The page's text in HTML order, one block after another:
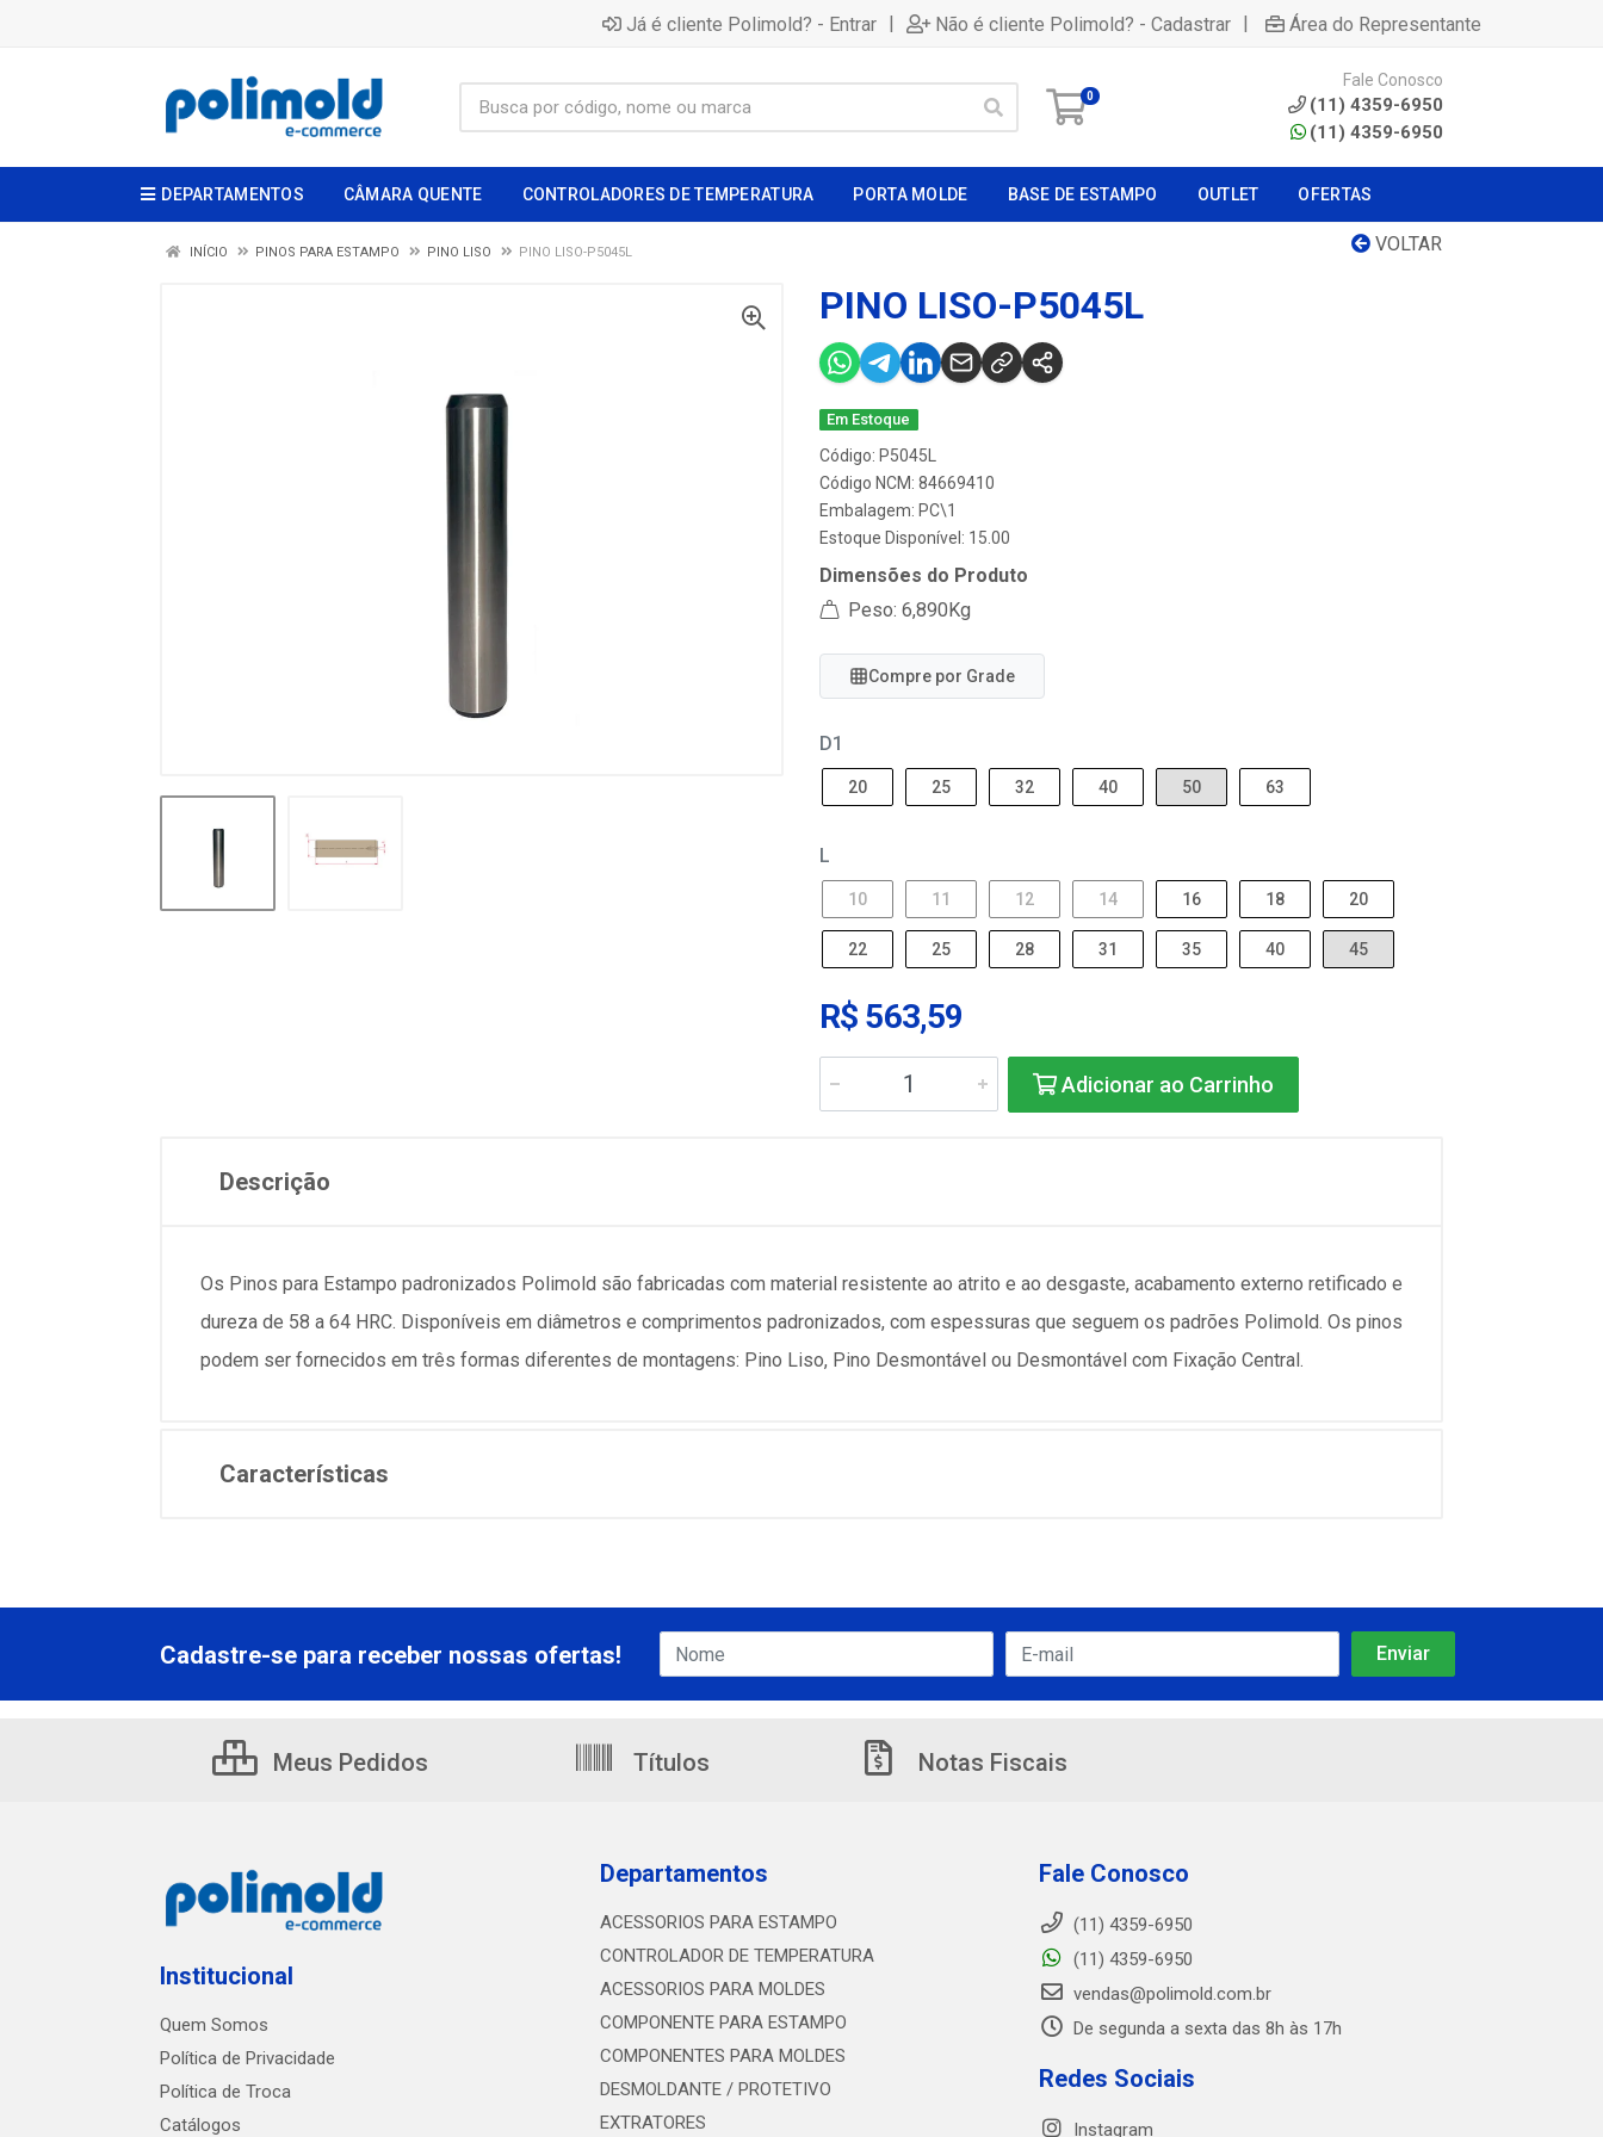
Já é cliente Polimold? - Entrar | Não é cliente Polimold? - Cadastrar | Área do Representante
0
Fale Conosco
(11) 4359-6950
(11) 4359-6950
DEPARTAMENTOS CÂMARA QUENTE CONTROLADORES DE TEMPERATURA PORTA MOLDE BASE DE ESTAMPO OUTLET OFERTAS
VOLTAR
INÍCIO PINOS PARA ESTAMPO PINO LISO PINO LISO-P5045L
PINO LISO-P5045L
Em Estoque
Código: P5045L
Código NCM: 84669410
Embalagem: PC\1
Estoque Disponível: 15.00
Dimensões do Produto
Peso: 6,890Kg
Compre por Grade
D1
20 25 32 40 50 63
L
10 11 12 14 16 18 20
22 25 28 31 35 40 45
R$ 563,59
Adicionar ao Carrinho
Descrição
Os Pinos para Estampo padronizados Polimold são fabricadas com material resistente ao atrito e ao desgaste, acabamento externo retificado e
dureza de 58 a 64 HRC. Disponíveis em diâmetros e comprimentos padronizados, com espessuras que seguem os padrões Polimold. Os pinos
podem ser fornecidos em três formas diferentes de montagens: Pino Liso, Pino Desmontável ou Desmontável com Fixação Central.
Características
Cadastre-se para receber nossas ofertas!
Meus Pedidos Títulos Notas Fiscais
Institucional
Quem Somos
Política de Privacidade
Política de Troca
Catálogos
Departamentos
ACESSORIOS PARA ESTAMPO
CONTROLADOR DE TEMPERATURA
ACESSORIOS PARA MOLDES
COMPONENTE PARA ESTAMPO
COMPONENTES PARA MOLDES
DESMOLDANTE / PROTETIVO
EXTRATORES
Fale Conosco
(11) 4359-6950
(11) 4359-6950
vendas@polimold.com.br
De segunda a sexta das 8h às 17h
Redes Sociais
Instagram